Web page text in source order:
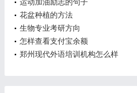
运动加油励志的句子
花盆种植的方法
生物专业考研方向
怎样查看支付宝余额
郑州现代外语培训机构怎么样